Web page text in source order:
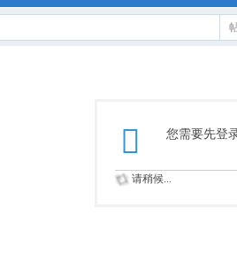
您需要先登
请稍候...